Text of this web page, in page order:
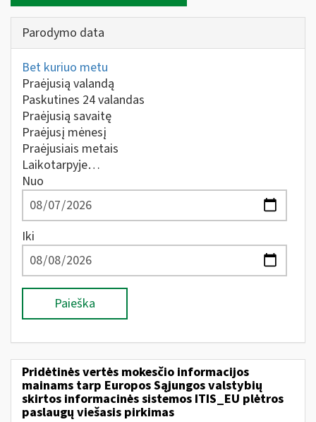
Parodymo data
Bet kuriuo metu
Praėjusią valandą
Paskutines 24 valandas
Praėjusią savaitę
Praėjusį mėnesį
Praėjusiais metais
Laikotarpyje…
Nuo
Iki
Paieška
Pridėtinės vertės mokesčio informacijos
mainams tarp Europos Sąjungos valstybių
skirtos informacinės sistemos ITIS_EU plėtros
paslaugų viešasis pirkimas